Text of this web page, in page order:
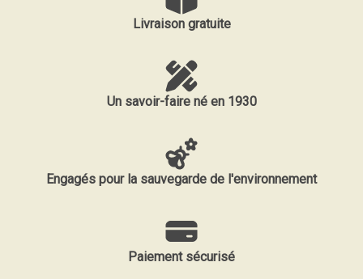
Livraison gratuite
Un savoir-faire né en 1930
Engagés pour la sauvegarde de l'environnement
Paiement sécurisé